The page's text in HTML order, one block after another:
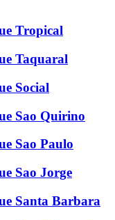
Tropical
Taquaral
Social
Sao Quirino
Sao Paulo
Sao Jorge
Santa Barbara